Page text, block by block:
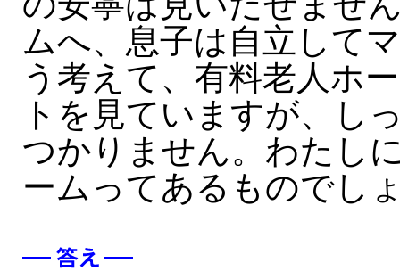
ムへ、息子は自立して
う考えて、有料老人ホ
トを見ていますが、し
つかりません。わたし
ームってあるものでし